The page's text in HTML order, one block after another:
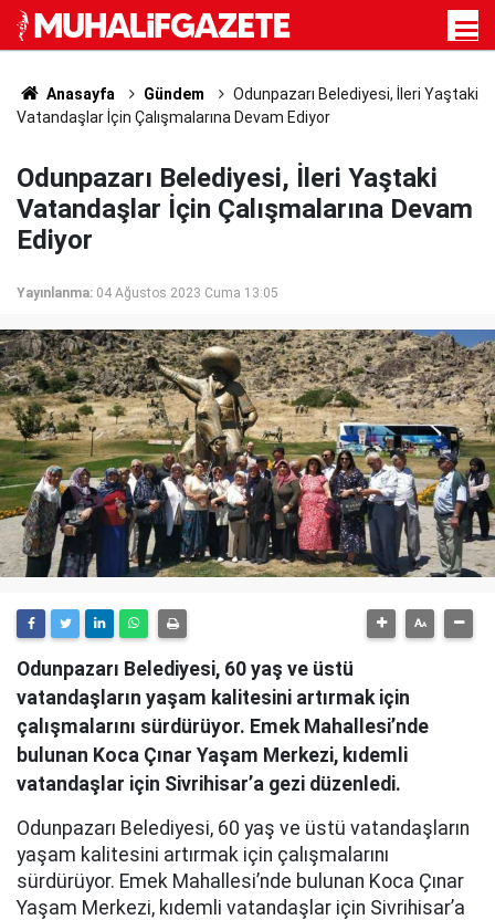
Anasayfa Gündem
Odunpazarı Belediyesi, İleri Yaştaki
Vatandaşlar İçin Çalışmalarına Devam Ediyor
Odunpazarı Belediyesi, İleri Yaştaki
Vatandaşlar İçin Çalışmalarına Devam
Ediyor
Yayınlanma: 04 Ağustos 2023 Cuma 13:05
Odunpazarı Belediyesi, 60 yaş ve üstü
vatandaşların yaşam kalitesini artırmak için
çalışmalarını sürdürüyor. Emek Mahallesi’nde
bulunan Koca Çınar Yaşam Merkezi, kıdemli
vatandaşlar için Sivrihisar’a gezi düzenledi.
Odunpazarı Belediyesi, 60 yaş ve üstü vatandaşların
yaşam kalitesini artırmak için çalışmalarını
sürdürüyor. Emek Mahallesi’nde bulunan Koca Çınar
Yaşam Merkezi, kıdemli vatandaşlar için Sivrihisar’a